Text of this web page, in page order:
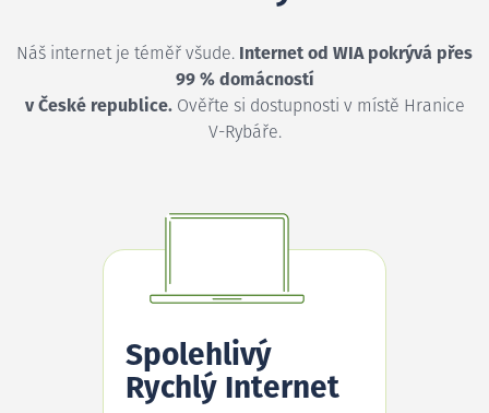
Náš internet je téměř všude. Internet od WIA pokrývá přes
99 % domácností
v České republice.Ověřte si dostupnosti v místě Hranice
V-Rybáře.
Spolehlivý
Rychlý Internet